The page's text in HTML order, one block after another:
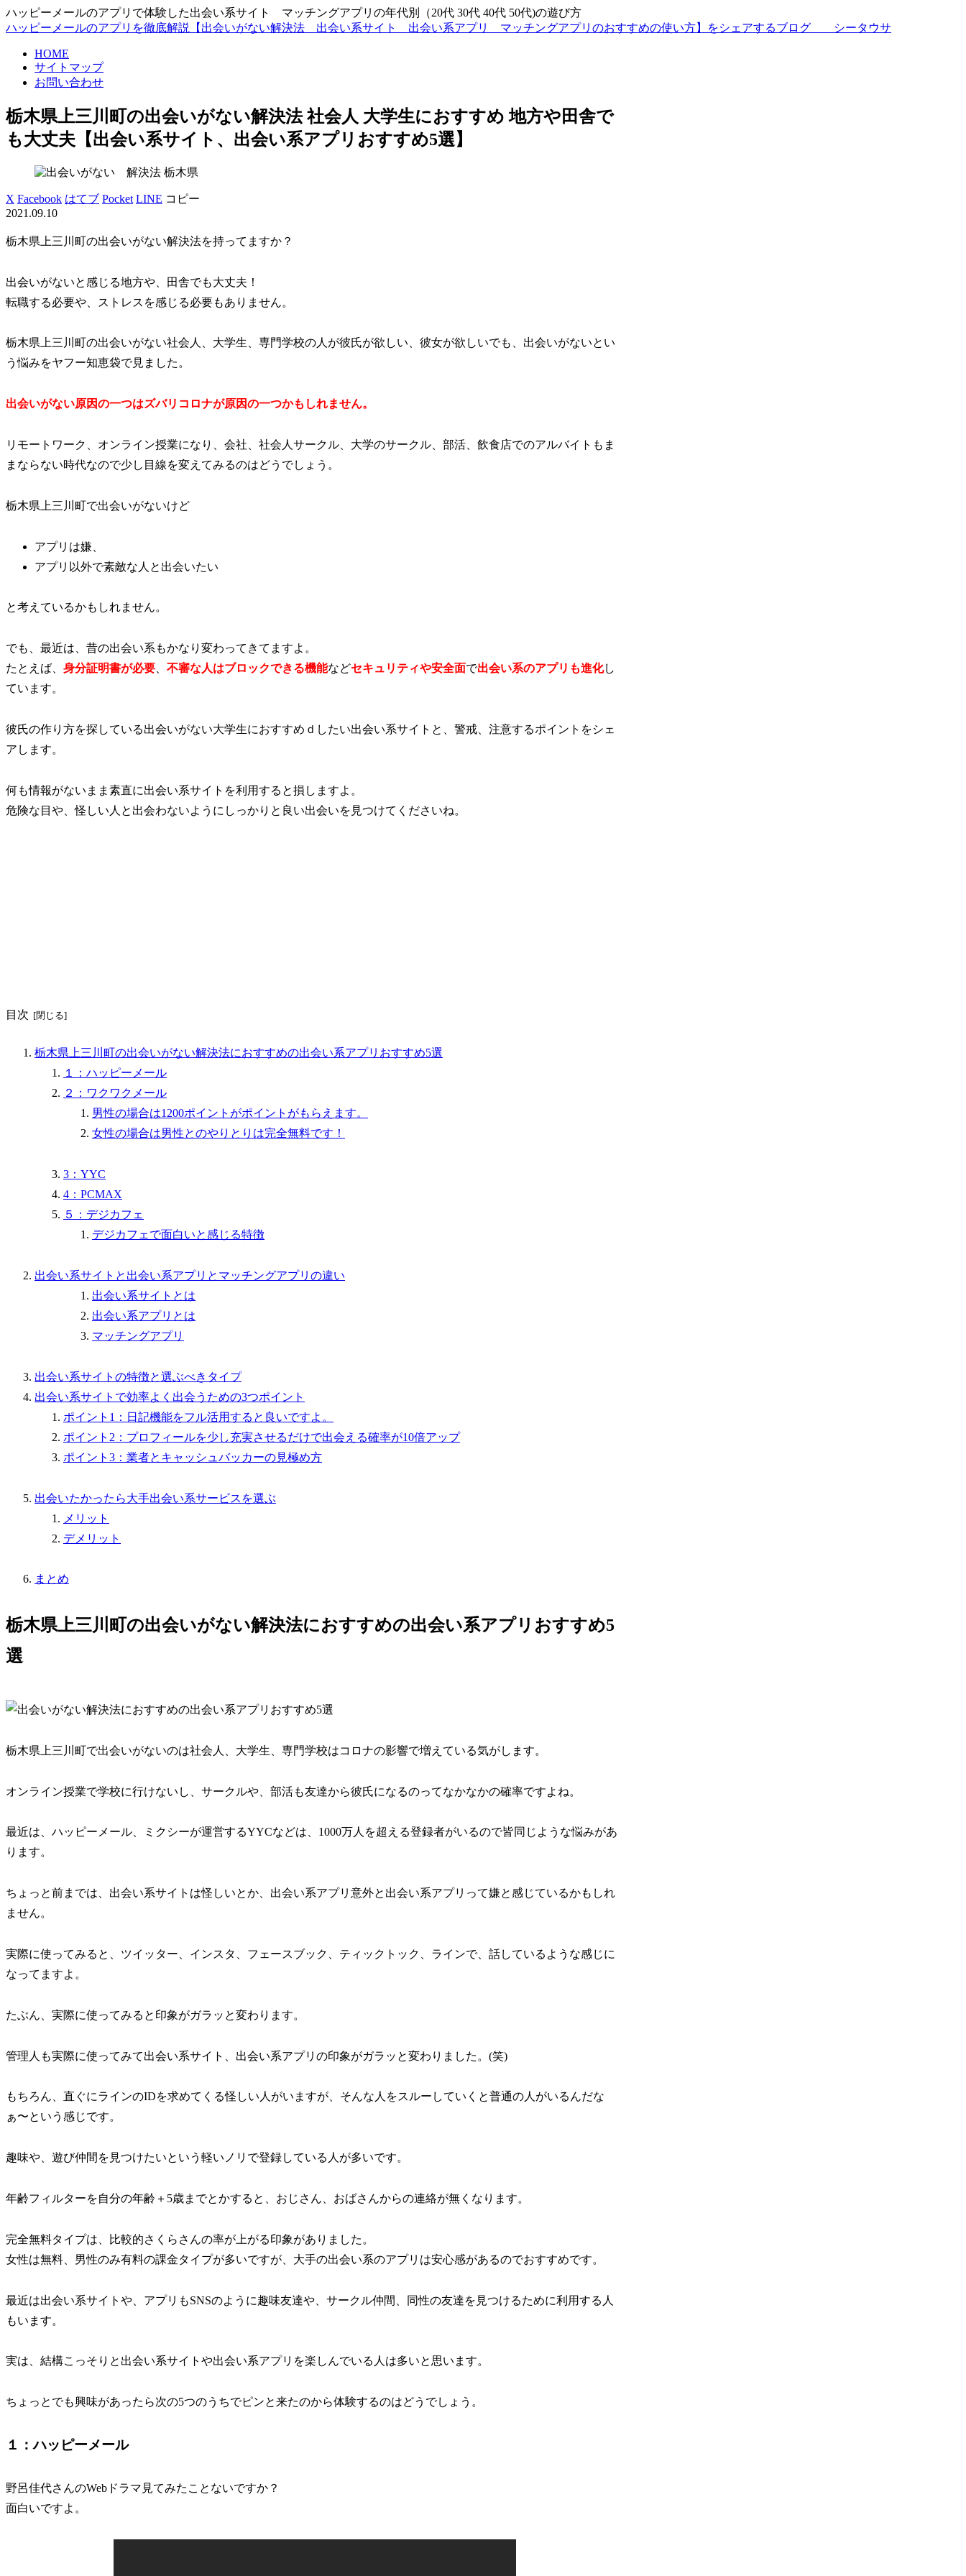
ハッピーメールのアプリで体験した出会い系サイト マッチングアプリの年代別（20代 30代 40代 50代)の遊び方
ハッピーメールのアプリを徹底解説【出会いがない解決法 出会い系サイト 出会い系アプリ マッチングアプリのおすすめの使い方】をシェアするブログ シータウサ
HOME
サイトマップ
お問い合わせ
栃木県上三川町の出会いがない解決法 社会人 大学生におすすめ 地方や田舎で
も大丈夫【出会い系サイト、出会い系アプリおすすめ5選】
栃木県
X Facebook はてブ Pocket LINE コピー
2021.09.10
栃木県上三川町の出会いがない解決法を持ってますか？
出会いがないと感じる地方や、田舎でも大丈夫！
転職する必要や、ストレスを感じる必要もありません。
栃木県上三川町の出会いがない社会人、大学生、専門学校の人が彼氏が欲しい、彼女が欲しいでも、出会いがないとい
う悩みをヤフー知恵袋で見ました。
出会いがない原因の一つはズバリコロナが原因の一つかもしれません。
リモートワーク、オンライン授業になり、会社、社会人サークル、大学のサークル、部活、飲食店でのアルバイトもま
まならない時代なので少し目線を変えてみるのはどうでしょう。
栃木県上三川町で出会いがないけど
アプリは嫌、
アプリ以外で素敵な人と出会いたい
と考えているかもしれません。
でも、最近は、昔の出会い系もかなり変わってきてますよ。
たとえば、 身分証明書が必要 不審な人はブロックできる機能などセキュリティや安全面で出会い系のアプリも進化し
ています。
彼氏の作り方を探している出会いがない大学生におすすめｄしたい出会い系サイトと、警戒、注意するポイントをシェ
アします。
何も情報がないまま素直に出会い系サイトを利用すると損しますよ。
危険な目や、怪しい人と出会わないようにしっかりと良い出会いを見つけてくださいね。
目次
栃木県上三川町の出会いがない解決法におすすめの出会い系アプリおすすめ5選
１：ハッピーメール
２：ワクワクメール
男性の場合は1200ポイントがポイントがもらえます。
女性の場合は男性とのやりとりは完全無料です！
3：YYC
4：PCMAX
５：デジカフェ
デジカフェで面白いと感じる特徴
出会い系サイトと出会い系アプリとマッチングアプリの違い
出会い系サイトとは
出会い系アプリとは
マッチングアプリ
出会い系サイトの特徴と選ぶべきタイプ
出会い系サイトで効率よく出会うための3つポイント
ポイント1：日記機能をフル活用すると良いですよ。
ポイント2：プロフィールを少し充実させるだけで出会える確率が10倍アップ
ポイント3：業者とキャッシュバッカーの見極め方
出会いたかったら大手出会い系サービスを選ぶ
メリット
デメリット
まとめ
栃木県上三川町の出会いがない解決法におすすめの出会い系アプリおすすめ5
選
栃木県上三川町で出会いがないのは社会人、大学生、専門学校はコロナの影響で増えている気がします。
オンライン授業で学校に行けないし、サークルや、部活も友達から彼氏になるのってなかなかの確率ですよね。
最近は、ハッピーメール、ミクシーが運営するYYCなどは、1000万人を超える登録者がいるので皆同じような悩みがあ
ります。
ちょっと前までは、出会い系サイトは怪しいとか、出会い系アプリ意外と出会い系アプリって嫌と感じているかもしれ
ません。
実際に使ってみると、ツイッター、インスタ、フェースブック、ティックトック、ラインで、話しているような感じに
なってますよ。
たぶん、実際に使ってみると印象がガラッと変わります。
管理人も実際に使ってみて出会い系サイト、出会い系アプリの印象がガラッと変わりました。(笑)
もちろん、直ぐにラインのIDを求めてくる怪しい人がいますが、そんな人をスルーしていくと普通の人がいるんだな
ぁ〜という感じです。
趣味や、遊び仲間を見つけたいという軽いノリで登録している人が多いです。
年齢フィルターを自分の年齢＋5歳までとかすると、おじさん、おばさんからの連絡が無くなります。
完全無料タイプは、比較的さくらさんの率が上がる印象がありました。
女性は無料、男性のみ有料の課金タイプが多いですが、大手の出会い系のアプリは安心感があるのでおすすめです。
最近は出会い系サイトや、アプリもSNSのように趣味友達や、サークル仲間、同性の友達を見つけるために利用する人
もいます。
実は、結構こっそりと出会い系サイトや出会い系アプリを楽しんでいる人は多いと思います。
ちょっとでも興味があったら次の5つのうちでピンと来たのから体験するのはどうでしょう。
１：ハッピーメール
野呂佳代さんのWebドラマ見てみたことないですか？
面白いですよ。